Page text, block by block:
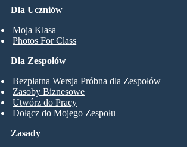
Dla Uczniów
Moja Klasa
Photos For Class
Dla Zespołów
Bezpłatna Wersja Próbna dla Zespołów
Zasoby Biznesowe
Utwórz do Pracy
Dołącz do Mojego Zespołu
Zasady